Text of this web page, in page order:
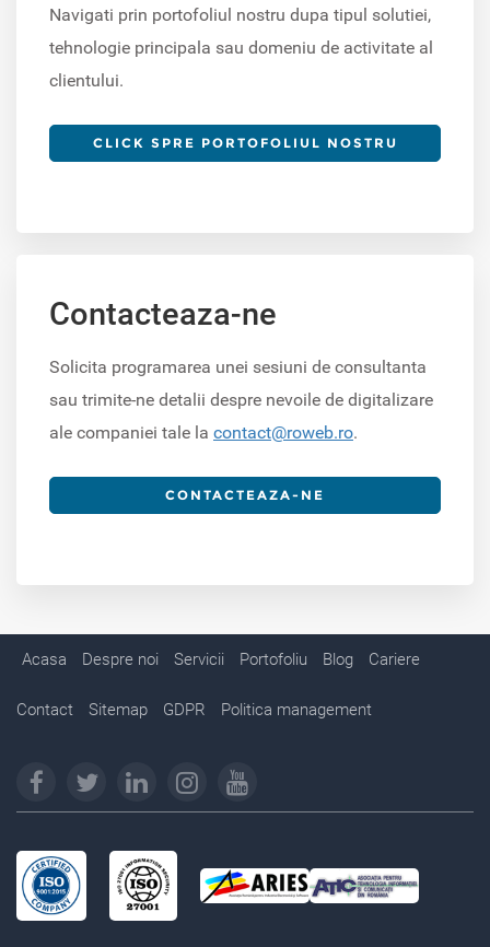
Navigati prin portofoliul nostru dupa tipul solutiei,
tehnologie principala sau domeniu de activitate al
clientului.
CLICK SPRE PORTOFOLIUL NOSTRU
Contacteaza-ne
Solicita programarea unei sesiuni de consultanta
sau trimite-ne detalii despre nevoile de digitalizare
ale companiei tale la contact@roweb.ro.
CONTACTEAZA-NE
Acasa Despre noi Servicii Portofoliu Blog Cariere
Contact Sitemap GDPR Politica management